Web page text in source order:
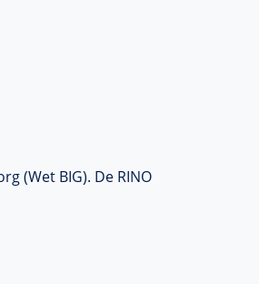
(Wet BIG). De RINO